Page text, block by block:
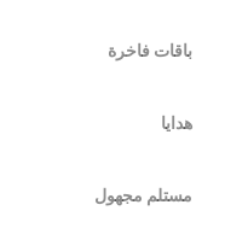
باقات فاخرة
هدايا
مستلم مجهول